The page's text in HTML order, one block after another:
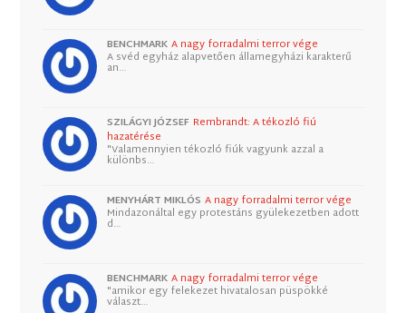
BENCHMARK A nagy forradalmi terror vége
A svéd egyház alapvetően államegyházi karakterű
an…
SZILÁGYI JÓZSEF Rembrandt: A tékozló fiú
hazatérése
"Valamennyien tékozló fiúk vagyunk azzal a
különbs…
MENYHÁRT MIKLÓS A nagy forradalmi terror vége
Mindazonáltal egy protestáns gyülekezetben adott
d…
BENCHMARK A nagy forradalmi terror vége
"amikor egy felekezet hivatalosan püspökké
választ…